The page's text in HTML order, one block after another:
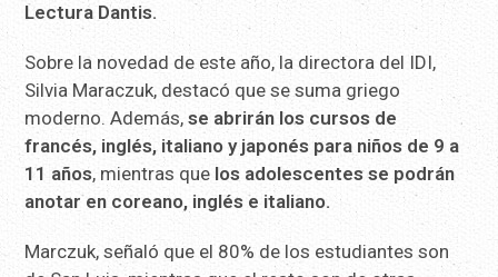
Lectura Dantis.
Sobre la novedad de este año, la directora del IDI,
Silvia Maraczuk, destacó que se suma griego
moderno. Además,se abrirán los cursos de
francés, inglés, italiano y japonés para niños de 9 a
11 años, mientras que los adolescentes se podrán
anotar en coreano, inglés e italiano.
Marczuk, señaló que el 80% de los estudiantes son